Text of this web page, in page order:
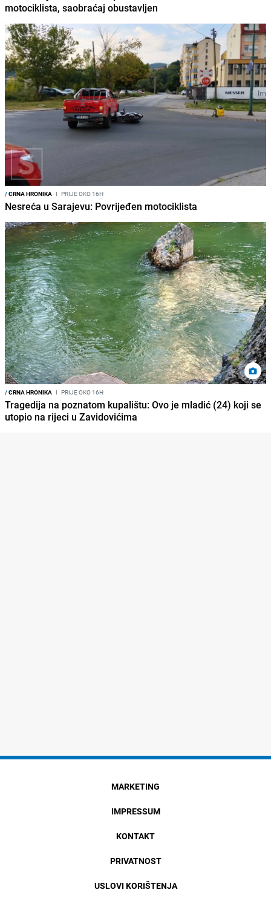
motociklista, saobraćaj obustavljen
/CRNA HRONIKA I PRIJE OKO 16H
Nesreća u Sarajevu: Povrijeđen motociklista
/CRNA HRONIKA I PRIJE OKO 16H
Tragedija na poznatom kupalištu: Ovo je mladić (24) koji se
utopio na rijeci u Zavidovićima
MARKETING
IMPRESSUM
KONTAKT
PRIVATNOST
USLOVI KORIŠTENJA